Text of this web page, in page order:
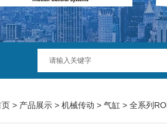
页 > 产品展示 > 机械传动 > 气缸 > 全系列